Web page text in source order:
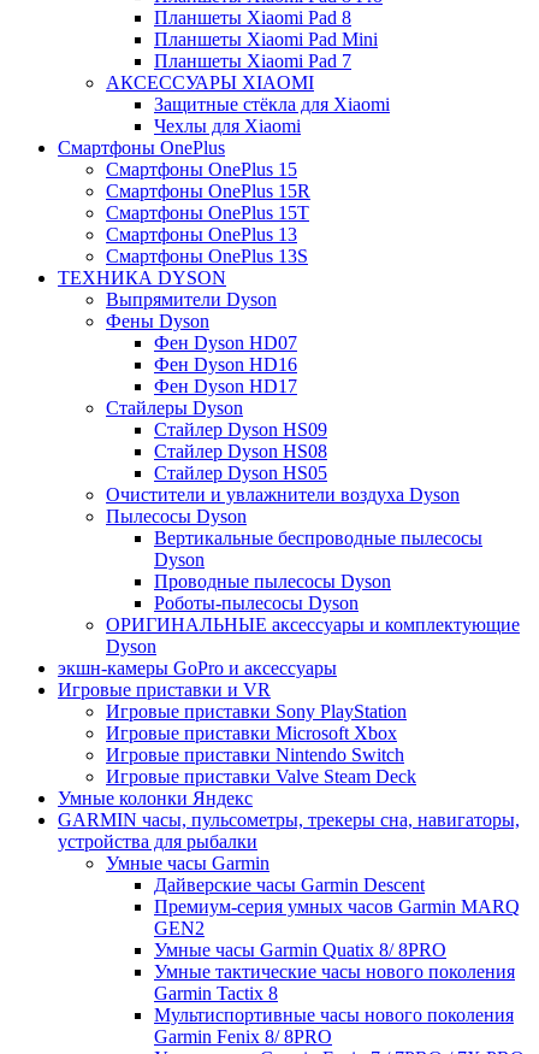
Планшеты Xiaomi Pad 8
Планшеты Xiaomi Pad Mini
Планшеты Xiaomi Pad 7
АКСЕССУАРЫ XIAOMI
Защитные стёкла для Xiaomi
Чехлы для Xiaomi
Смартфоны OnePlus
Смартфоны OnePlus 15
Смартфоны OnePlus 15R
Смартфоны OnePlus 15T
Смартфоны OnePlus 13
Смартфоны OnePlus 13S
ТЕХНИКА DYSON
Выпрямители Dyson
Фены Dyson
Фен Dyson HD07
Фен Dyson HD16
Фен Dyson HD17
Стайлеры Dyson
Стайлер Dyson HS09
Стайлер Dyson HS08
Стайлер Dyson HS05
Очистители и увлажнители воздуха Dyson
Пылесосы Dyson
Вертикальные беспроводные пылесосы
Dyson
Проводные пылесосы Dyson
Роботы-пылесосы Dyson
ОРИГИНАЛЬНЫЕ аксессуары и комплектующие
Dyson
экшн-камеры GoPro и аксессуары
Игровые приставки и VR
Игровые приставки Sony PlayStation
Игровые приставки Microsoft Xbox
Игровые приставки Nintendo Switch
Игровые приставки Valve Steam Deck
Умные колонки Яндекс
GARMIN часы, пульсометры, трекеры сна, навигаторы,
устройства для рыбалки
Умные часы Garmin
Дайверские часы Garmin Descent
Премиум-серия умных часов Garmin MARQ
GEN2
Умные часы Garmin Quatix 8/ 8PRO
Умные тактические часы нового поколения
Garmin Tactix 8
Мультиспортивные часы нового поколения
Garmin Fenix 8/ 8PRO